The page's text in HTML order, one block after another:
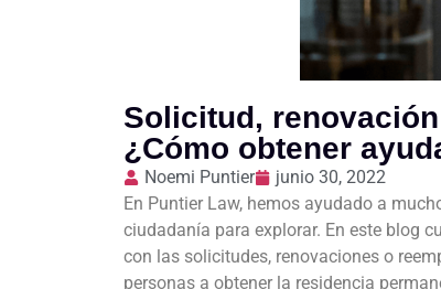
Solicitud,
¿Cómo obtener
Noemi Puntier
junio 30, 2022
En Puntier Law, hemos ayudado a
ciudadanía para explorar. En este blog
con las solicitudes, renovaciones o
personas a obtener la residencia